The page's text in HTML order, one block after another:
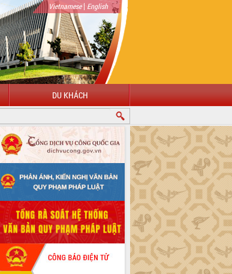
Vietnamese| English
DU KHÁCH